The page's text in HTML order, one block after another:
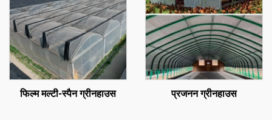
फिल्म मल्टी-स्पैन ग्रीनहाउस प्रजनन ग्रीनहाउस